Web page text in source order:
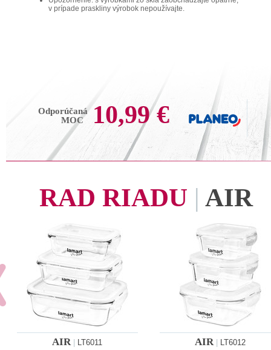
v prípade praskliny výrobok nepoužívajte.
Odporúčaná
MOC
10,99 €
RAD RIADU | AIR
AIR| LT6011 AIR| LT6012